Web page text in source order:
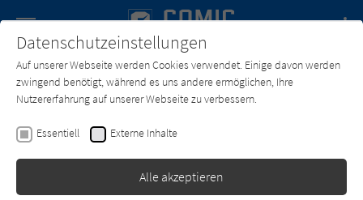
SUCHE Forum Charts Newsletter
Brian Augustyn
Datenschutzeinstellungen
Auf unserer Webseite werden Cookies verwendet. Einige davon werden
zwingend benötigt, während es uns andere ermöglichen, Ihre
Nutzererfahrung auf unserer Webseite zu verbessern.
Essentiell Externe Inhalte
Alle akzeptieren